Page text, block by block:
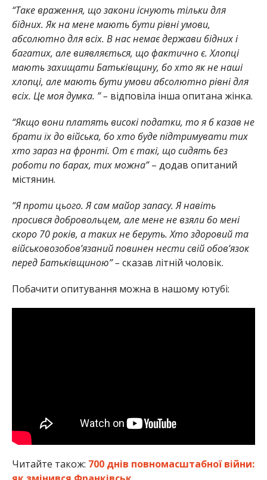
“Таке враження, що закони існують тільки для
бідних. Як на мене мають бути рівні умови,
абсолютно для всіх. В нас немає держави бідних і
багатих, але виявляється, що фактично є. Хлопці
мають захищати Батьківщину, бо хто як не наші
хлопці, але мають бути умови абсолютно рівні для
всіх. Це моя думка. ” – відповіла інша опитана жінка.
“Якщо вони платять високі податки, то я б казав не
брати їх до війська, бо хто буде підтримувати тих
хто зараз на фронті. От є такі, що сидять без
роботи по барах, тих можна”– додав опитаний
містянин.
“Я проти цього. Я сам майор запасу. Я навіть
просився добровольцем, але мене не взяли бо мені
скоро 70 років, а таких не беруть. Хто здоровий та
військовозобов’язаний повинен нести свій обов’язок
перед Батьківщиною” – сказав літній чоловік.
Побачити опитування можна в нашому ютубі:
Читайте також: 700 днів повномасштабної війни: